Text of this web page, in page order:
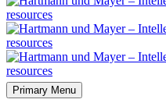
Primary Menu